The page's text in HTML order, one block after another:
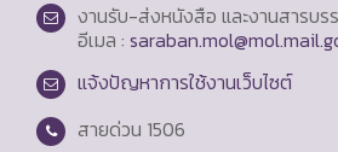
งานรับ-ส่งหนังสือ และงานสารบร
อีเมล :
แจ้งปัญหาการใช้งานเว็บไซต์
สายด่วน 1506